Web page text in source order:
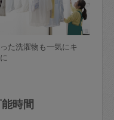
た洗濯物も一気にキ
時間